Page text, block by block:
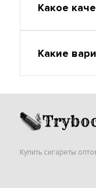
Какое
Какие
Купить сигареты